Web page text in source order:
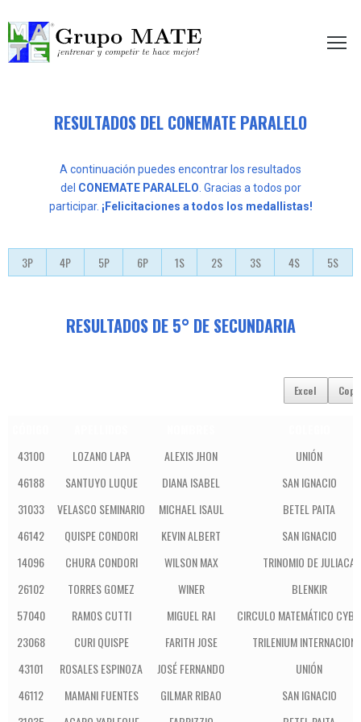
te hace mejor!
RESULTADOS DEL CONEMATE PARALELO
A continuación puedes encontrar los resultados
del CONEMATE PARALELO. Gracias a todos por
participar. ¡Felicitaciones a todos los medallistas!
3P 4P 5P 6P 1S 2S 3S 4S 5S
RESULTADOS DE 5° DE SECUNDARIA
Excel Copy
43100
LOZANO LAPA ALEXIS JHON
UNIÓN
46188
SANTUYO LUQUE DIANA ISABEL
SAN IGNACIO
31033
VELASCO SEMINARIO MICHAEL ISAUL
BETEL PAITA
46142
QUISPE CONDORI KEVIN ALBERT
SAN IGNACIO
14096
CHURA CONDORI WILSON MAX
TRINOMIO DE JULIACA
26102
TORRES GOMEZ WINER
BLENKIR
57040
RAMOS CUTTI MIGUEL RAI
CIRCULO MATEMÁTICO
23068
CURI QUISPE FARITH JOSE
TRILENIUM
43101
ROSALES ESPINOZA JOSÉ FERNANDO
UNIÓN
46112
MAMANI FUENTES GILMAR RIBAO
SAN IGNACIO